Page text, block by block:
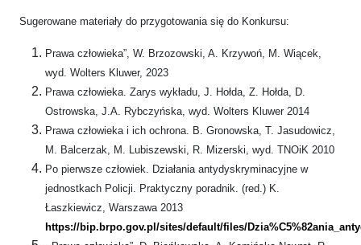
Sugerowane materiały do przygotowania się do Konkursu:
Prawa człowieka”, W. Brzozowski, A. Krzywoń, M. Wiącek,
wyd. Wolters Kluwer, 2023
Prawa człowieka. Zarys wykładu, J. Hołda, Z. Hołda, D.
Ostrowska, J.A. Rybczyńska, wyd. Wolters Kluwer 2014
Prawa człowieka i ich ochrona. B. Gronowska, T. Jasudowicz,
M. Balcerzak, M. Lubiszewski, R. Mizerski, wyd. TNOiK 2010
Po pierwsze człowiek. Działania antydyskryminacyjne w
jednostkach Policji. Praktyczny poradnik. (red.) K.
Łaszkiewicz, Warszawa 2013
https://bip.brpo.gov.pl/sites/default/files/